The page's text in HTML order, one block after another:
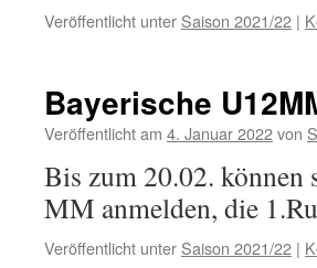
Veröffentlicht unter Saison 2021/22 |
Bayerische
Veröffentlicht am 4. Januar 2022von
Bis zum 20.02. können
MM anmelden, die
Veröffentlicht unter Saison 2021/22 |